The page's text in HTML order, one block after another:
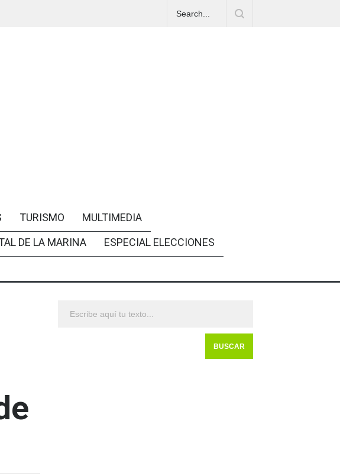
TURISMO
MULTIMEDIA
DE LA MARINA
ESPECIAL ELECCIONES